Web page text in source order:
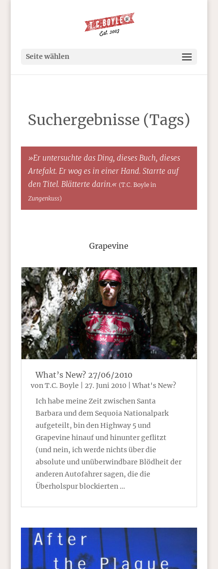
Seite wählen
Suchergebnisse (Tags)
»Er untersuchte das Ding, dieses Buch, dieses
Artefakt. Er wog es in einer Hand. Starrte auf
den Titel. Blätterte darin.« (T.C. Boyle in
Zungenkuss)
Grapevine
What’s New? 27/06/2010
vonT.C. Boyle 27. Juni 2010 |What's New?
Ich habe meine Zeit zwischen Santa
Barbara und dem Sequoia Nationalpark
aufgeteilt, bin den Highway 5 und
Grapevine hinauf und hinunter geflitzt
(und nein, ich werde nichts über die
absolute und unüberwindbare Blödheit der
anderen Autofahrer sagen, die die
Überholspur blockierten …